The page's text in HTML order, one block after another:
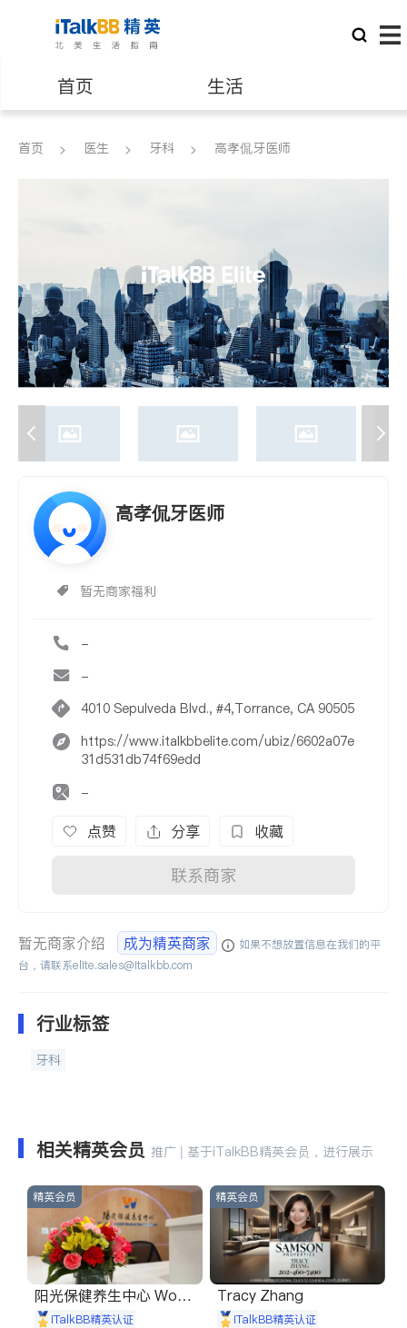
首页 生活
医生 律师
养老 非盈利组织
首页 医生 牙科 高孝侃牙医师
高孝侃牙医师
暂无商家福利
-
-
4010 Sepulveda Blvd., #4,Torrance, CA 90505
https://www.italkbbelite.com/ubiz/6602a07e
31d531db74f69edd
-
点赞 分享 收藏
联系商家
暂无商家介绍 成为精英商家
如果不想放置信息在我们的平
台，请联系elite.sales@italkbb.com
行业标签
牙科
相关精英会员 推广 | 基于iTalkBB精英会员，进行展示
精英会员
阳光保健养生中心 World
shine
iTalkBB精英认证
精英会员
Tracy Zhang
iTalkBB精英认证